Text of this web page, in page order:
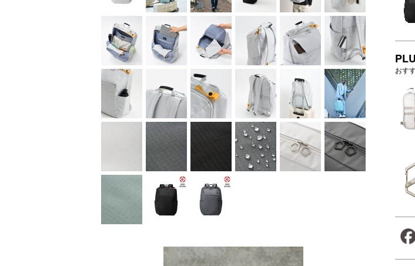
ップしました。カラーはモノトーンで都会的に。バランスを重視したカラーテ
ープがアクセントです。洗練されたデザイン性と実用性で、毎日をもっとアク
ティブに演出します。
おす